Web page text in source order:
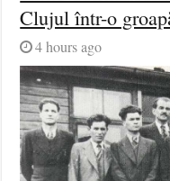
Clujul într-o
4 hours ago